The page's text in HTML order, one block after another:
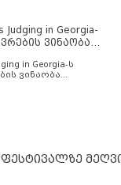
Judging in Georgia-
ვინაობა
in Georgia-ს
ვინაობა
ფესტივალზე